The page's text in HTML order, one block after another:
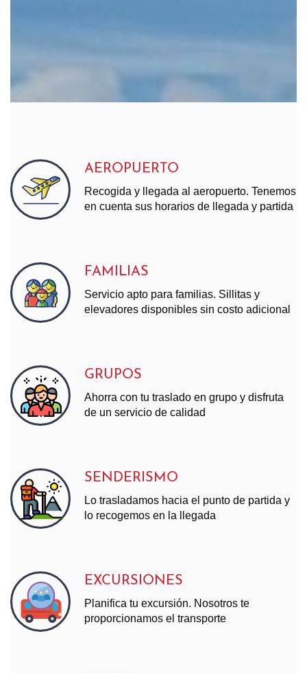
AEROPUERTO
Recogida y llegada al aeropuerto. Tenemos
en cuenta sus horarios de llegada y partida
FAMILIAS
Servicio apto para familias. Sillitas y
elevadores disponibles sin costo adicional
GRUPOS
Ahorra con tu traslado en grupo y disfruta
de un servicio de calidad
SENDERISMO
Lo trasladamos hacia el punto de partida y
lo recogemos en la llegada
EXCURSIONES
Planifica tu excursión. Nosotros te
proporcionamos el transporte